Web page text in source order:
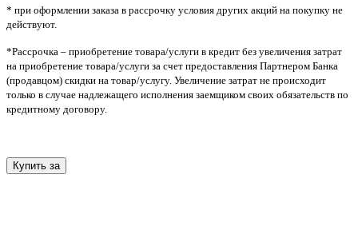
* при оформлении заказа в рассрочку условия других акций на покупку не
действуют.
*Рассрочка – приобретение товара/услуги в кредит без увеличения затрат
на приобретение товара/услуги за счет предоставления Партнером Банка
(продавцом) скидки на товар/услугу. Увеличение затрат не происходит
только в случае надлежащего исполнения заемщиком своих обязательств по
кредитному договору.
Купить за